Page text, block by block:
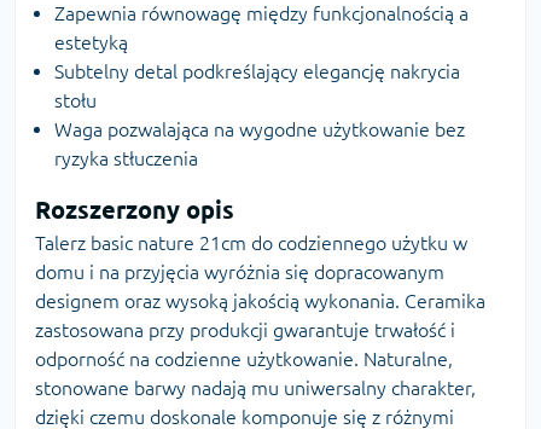
Zapewnia równowagę między funkcjonalnością a
estetyką
Subtelny detal podkreślający elegancję nakrycia
stołu
Waga pozwalająca na wygodne użytkowanie bez
ryzyka stłuczenia
Rozszerzony opis
Talerz basic nature 21cm do codziennego użytku w
domu i na przyjęcia wyróżnia się dopracowanym
designem oraz wysoką jakością wykonania. Ceramika
zastosowana przy produkcji gwarantuje trwałość i
odporność na codzienne użytkowanie. Naturalne,
stonowane barwy nadają mu uniwersalny charakter,
dzięki czemu doskonale komponuje się z różnymi